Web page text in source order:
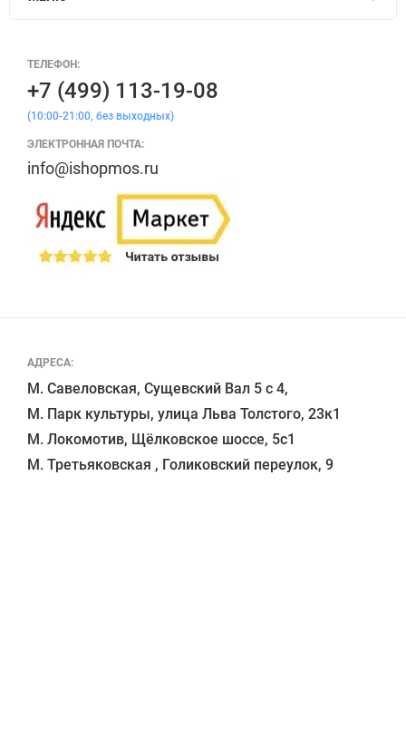
АДРЕСА:
М. Савеловская, Сущевский Вал 5 с 4,
М. Парк культуры, улица Льва Толстого, 23к1
М. Локомотив, Щёлковское шоссе, 5с1
ТЕЛЕФОН:
+7 (499) 113-19-08
(10:00-21:00, без выходных)
ЭЛЕКТРОННАЯ ПОЧТА:
info@ishopmos.ru